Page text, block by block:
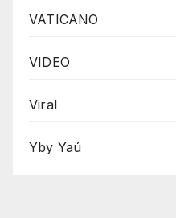
VATICANO
VIDEO
Viral
Yby Yaú